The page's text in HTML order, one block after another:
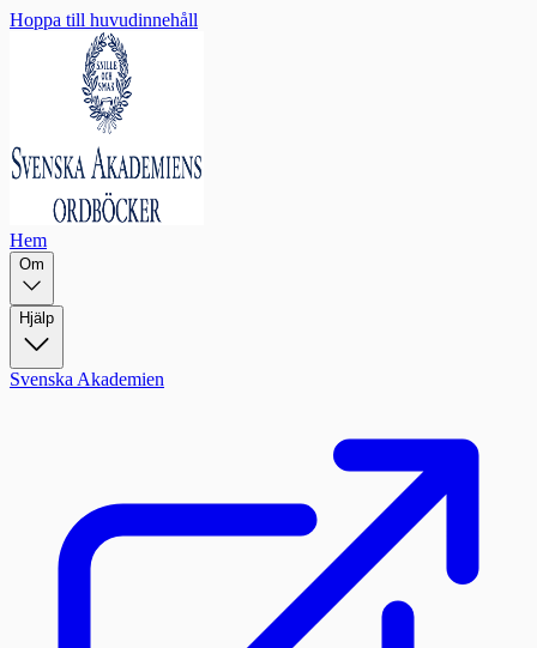
Hoppa till huvudinnehåll
Hem
Om
Hjälp
Svenska Akademien